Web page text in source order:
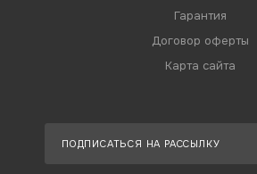
Гарантия
Договор оферты
Карта сайта
ПОДПИСАТЬСЯ НА РАССЫЛКУ